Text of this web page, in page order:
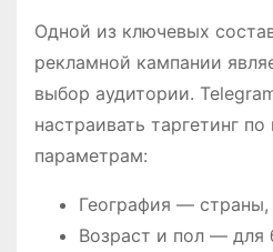
Одной из ключевых
рекламной кампании
выбор аудитории.
настраивать таргетинг
параметрам:
География —
Возраст и пол — для